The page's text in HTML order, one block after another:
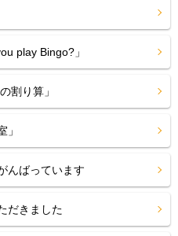
play Bingo?」
割り算」
んばっています
だきました